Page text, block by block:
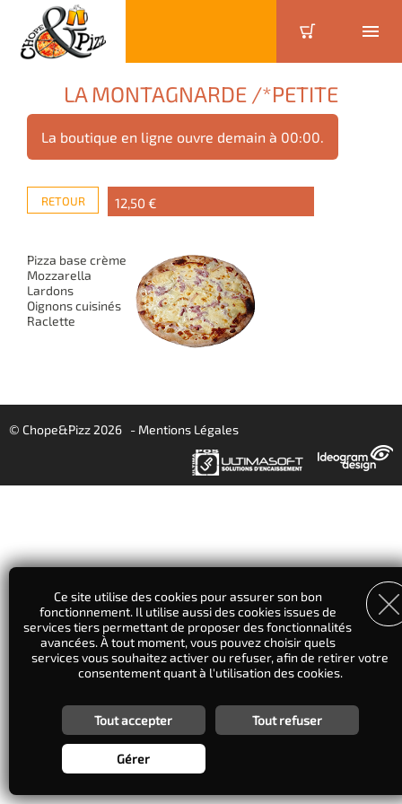
LA MONTAGNARDE /*PETITE
La boutique en ligne ouvre demain à 00:00.
RETOUR 12,50 €
Pizza base crème
Mozzarella
Lardons
Oignons cuisinés
Raclette
© Chope&Pizz 2026 - Mentions Légales
Ce site utilise des cookies pour assurer son bon
fonctionnement. Il utilise aussi des cookies issues de
services tiers permettant de proposer des fonctionnalités
avancées. À tout moment, vous pouvez choisir quels
services vous souhaitez activer ou refuser, afin de retirer votre
consentement quant à l'utilisation des cookies.
Personnalisation des services
Vous êtes libre de choisir quels services vous souhaitez activer.
En autorisant ces services tiers, vous acceptez le dépôt et la
nécessaires à leur bon fonctionnement. En retirant votre
Tout accepter Tout refuser
Gérer